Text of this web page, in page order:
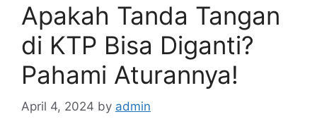
Apakah Tanda Tangan
di KTP Bisa Diganti?
Pahami Aturannya!
April 4, 2024 by admin